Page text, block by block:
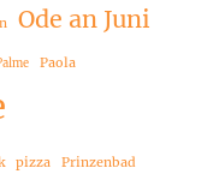
Ode an Juni
Paola
pizza Prinzenbad